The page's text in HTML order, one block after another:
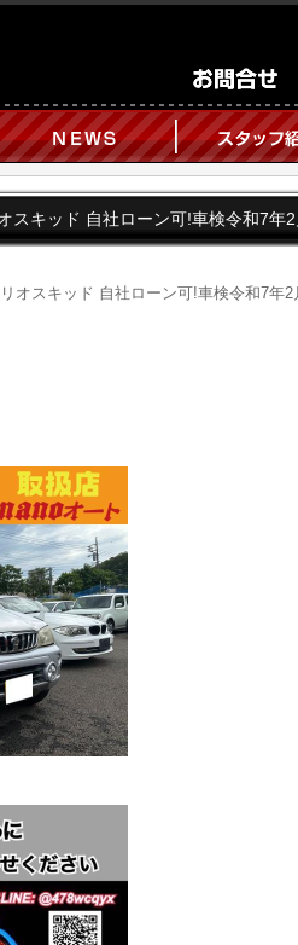
スキッド 自社ローン可!車検令和7年
オスキッド 自社ローン可!車検令和7年2